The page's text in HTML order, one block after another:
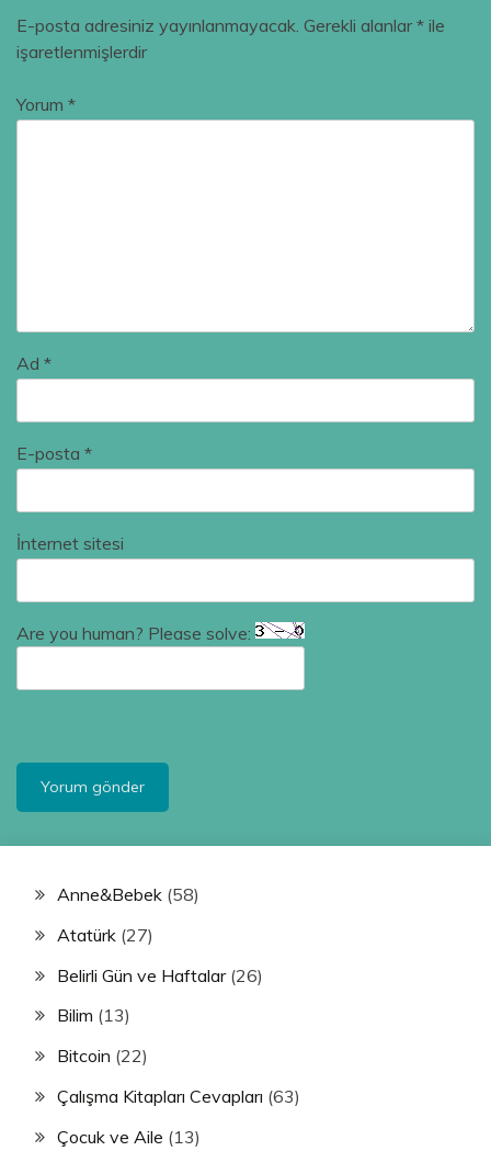
E-posta adresiniz yayınlanmayacak. Gerekli alanlar* ile
işaretlenmişlerdir
Yorum *
Ad *
E-posta *
İnternet sitesi
Are you human? Please solve:
Anne&Bebek (58)
Atatürk (27)
Belirli Gün ve Haftalar(26)
Bilim (13)
Bitcoin (22)
Çalışma Kitapları Cevapları (63)
Çocuk ve Aile (13)